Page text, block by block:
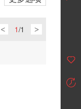
< 1/1 >